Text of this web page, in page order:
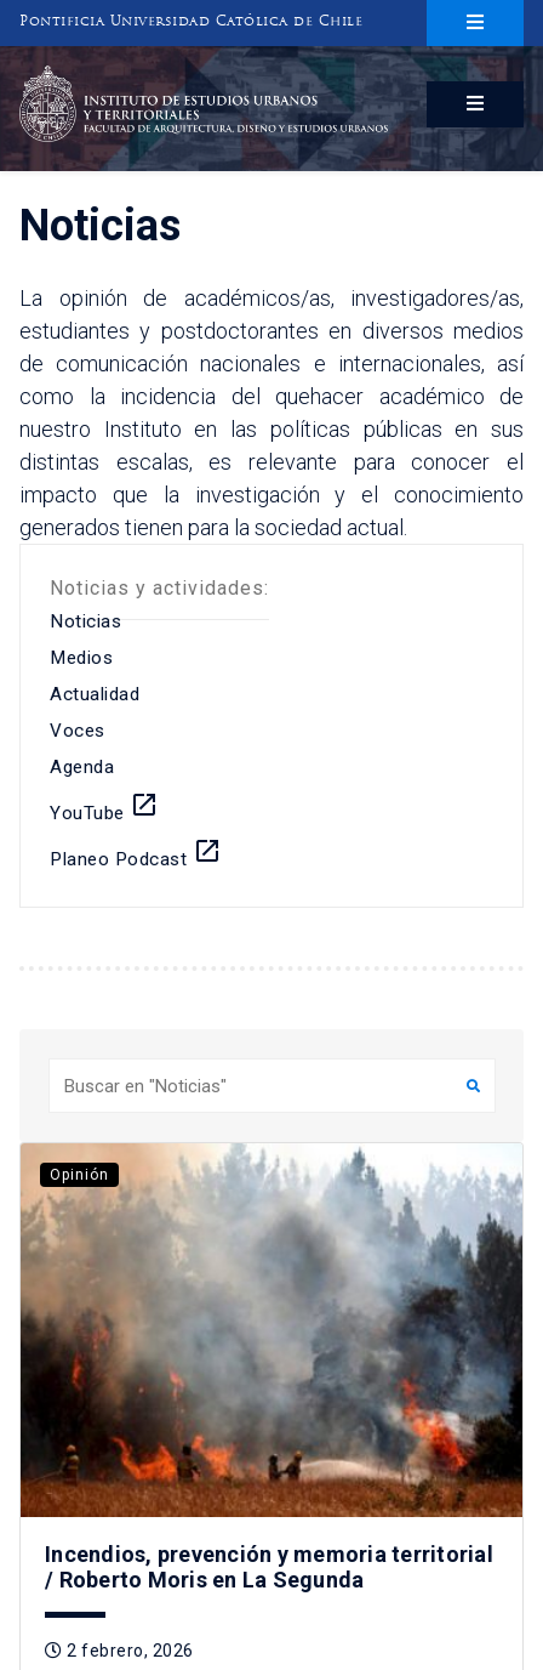
Pontificia Universidad Católica de Chile
INSTITUTO DE ESTUDIOS URBANOS
Y TERRITORIALES
FACULTAD DE ARQUITECTURA, DISEÑO Y ESTUDIOS URBANOS
Noticias
La opinión de académicos/as, investigadores/as,
estudiantes y postdoctorantes en diversos medios
de comunicación nacionales e internacionales, así
como la incidencia del quehacer académico de
nuestro Instituto en las políticas públicas en sus
distintas escalas, es relevante para conocer el
impacto que la investigación y el conocimiento
generados tienen para la sociedad actual.
Noticias y actividades:
Noticias
Medios
Actualidad
Voces
Agenda
YouTube launch
Planeo Podcast launch
Opinión
Incendios, prevención y memoria territorial
/ Roberto Moris en La Segunda
2 febrero, 2026